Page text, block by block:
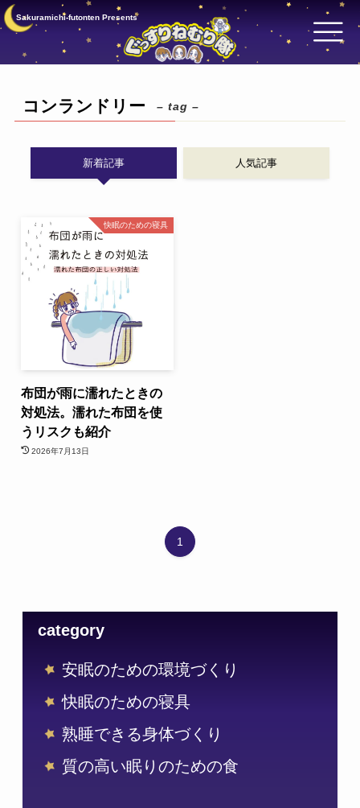
Sakuramichi-futonten Presents
コンランドリー – tag –
新着記事 人気記事
快眠のための寝具
布団が雨に濡れたときの
対処法。濡れた布団を使
うリスクも紹介
2026年7月13日
1
category
安眠のための環境づくり
快眠のための寝具
熟睡できる身体づくり
質の高い眠りのための食